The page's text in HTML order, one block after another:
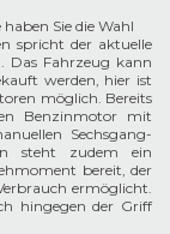
Sie die Wahl
spricht der aktuelle
Das Fahrzeug kann
werden, hier ist
möglich. Bereits
Benzinmotor mit
Sechsgang-
steht zudem ein
bereit, der
ermöglicht.
hingegen der Griff